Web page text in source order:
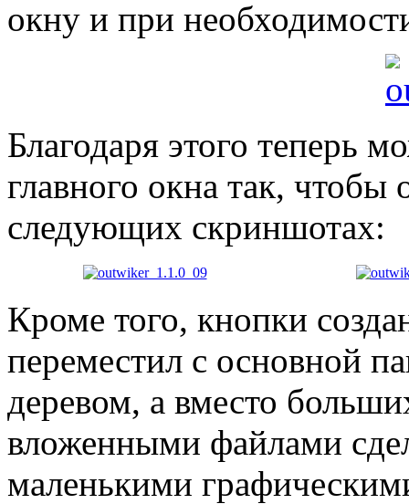
окну и при
Благодаря этого теперь
главного окна так,
следующих скриншотах:
Кроме того, кнопки
переместил с основной
деревом, а вместо
вложенными файлами
маленькими